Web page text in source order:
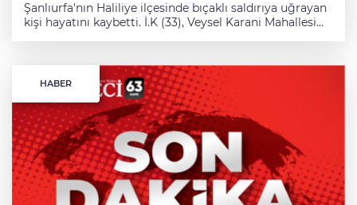
Şanlıurfa'nın Haliliye ilçesinde bıçaklı saldırıya uğrayan
kişi hayatını kaybetti. İ.K (33), Veysel Karani Mahallesi
ambulansla Mehmet Akif İnan Devlet Hastanesi'ne
kaldırıldı. Karademir, müdahaleye rağmen
kurtarılamadı. Polis ekipleri, saldırı sonrası kaçan
zanlının yakalanması için çalışma başlattı.
HABER